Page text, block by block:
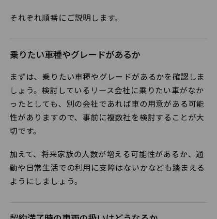
それぞれ順番にご説明します。
乗りたい車種やグレードがあるか
まずは、乗りたい車種やグレードがあるかを確認しま
しょう。検討しているリース会社に乗りたい車がなか
ったとしても、別の会社であれば車の用意がある可能
性がありますので、事前に複数社を検討することが大
切です。
加えて、将来家族の人数が増える可能性があるか、通
勤や日常生活での利用に支障はないかなども踏まえる
ようにしましょう。